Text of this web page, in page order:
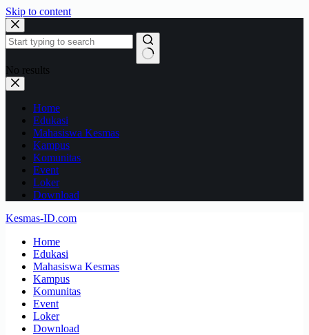
Skip to content
No results
Home
Edukasi
Mahasiswa Kesmas
Kampus
Komunitas
Event
Loker
Download
Kesmas-ID.com
Home
Edukasi
Mahasiswa Kesmas
Kampus
Komunitas
Event
Loker
Download